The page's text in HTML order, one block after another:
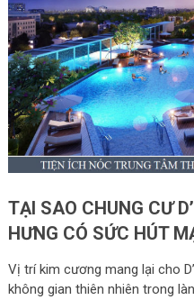
TẠI SAO CHUNG CƯ
HƯNG CÓ SỨC HÚT
Vị trí kim cương mang lại cho
không gian thiên nhiên trong